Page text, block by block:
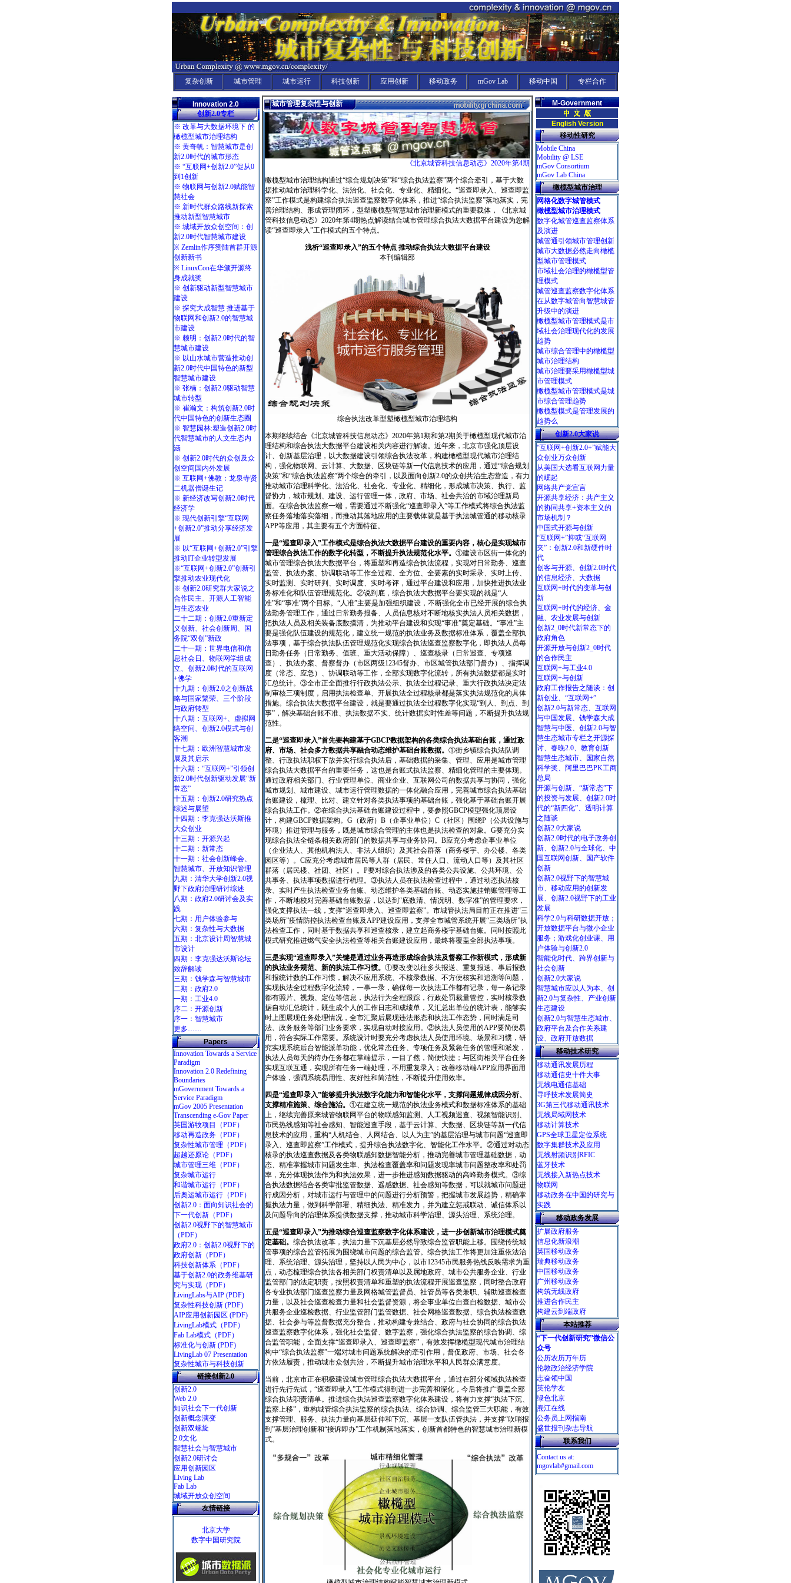
复杂创新 城市管理 城市运行 科技创新 应用创新 移动政务 mGov Lab 移动中国 专栏合作
Innovation 2.0
创新2.0专栏
※ 改革与大数据环境下 的
橄榄型城市治理结构
※ 黄奇帆：智慧城市是创
新2.0时代的城市形态
※ “互联网+创新2.0”促从0
到1创新
※ 物联网与创新2.0赋能智
慧社会
※ 新时代群众路线新探索
推动新型智慧城市
※ 城域开放众创空间：创
新2.0时代智慧城市建设
※ Zemlin作序赞陆首群开源
创新新书
※ LinuxCon在华颁开源终
身成就奖
※ 创新驱动新型智慧城市
建设
※ 探究大成智慧 推进基于
物联网和创新2.0的智慧城
市建设
※ 赖明：创新2.0时代的智
慧城市建设
※ 以山水城市营造推动创
新2.0时代中国特色的新型
智慧城市建设
※ 张楠：创新2.0驱动智慧
城市转型
※ 崔瀚文：构筑创新2.0时
代中国特色的创新生态圈
※ 智慧园林:塑造创新2.0时
代智慧城市的人文生态内
涵
※ 创新2.0时代的众创及众
创空间国内外发展
※ 互联网+佛教：龙泉寺贤
二机器僧诞生记
※ 新经济改写创新2.0时代
经济学
※ 现代创新引擎“互联网
+创新2.0”推动分享经济发
展
※ 以“互联网+创新2.0”引擎
推动IT企业转型发展
※“互联网+创新2.0”创新引
擎推动农业现代化
※ 创新2.0研究群大家说之
合作民主、开源人工智能
与生态农业
二十二期：创新2.0重新定
义创新、社会创新周、国
务院“双创”新政
二十一期：世界电信和信
息社会日、物联网学组成
立、创新2.0时代的互联网
+佛学
十九期：创新2.0之创新战
略与国家繁荣、三个阶段
与政府转型
十八期：互联网+、虚拟网
络空间、创新2.0模式与创
客潮
十七期：欧洲智慧城市发
展及其启示
十六期：“互联网+”引领创
新2.0时代创新驱动发展“新
常态”
十五期：创新2.0研究热点
综述与展望
十四期：李克强达沃斯推
大众创业
十三期：开源兴起
十二期：新常态
十一期：社会创新峰会、
智慧城市、开放知识管理
九期：清华大学创新2.0视
野下政府治理研讨综述
八期：政府2.0研讨会及实
践
七期：用户体验参与
六期：复杂性与大数据
五期：北京设计周智慧城
市设计
四期：李克强达沃斯论坛
致辞解读
三期：钱学森与智慧城市
二期：政府2.0
一期：工业4.0
序二：开源创新
序一：智慧城市
更多……
Papers
Innovation Towards a Service
Paradigm
Innovation 2.0 Redefining
Boundaries
mGovernment Towards a
Service Paradigm
mGov 2005 Presentation
Transcending e-Gov Paper
英国游牧项目
（PDF）
移动再造政务 （PDF）
复杂性城市管理 （PDF）
超越还原论 （PDF）
城市管理三维 （PDF）
复杂城市运行
和谐城市运行 （PDF）
后奥运城市运行 （PDF）
创新2.0：面向知识社会的
下一代创新 （PDF）
创新2.0视野下的智慧城市
（PDF）
政府2.0：创新2.0视野下的
政府创新 （PDF）
科技创新体系 （PDF）
基于创新2.0的政务维基研
究与实现 （PDF）
LivingLabs与AIP (PDF)
复杂性科技创新 (PDF)
AIP应用创新园区 (PDF)
LivingLab模式 （PDF）
Fab Lab模式 （PDF）
标准化与创新 (PDF)
LivingLab 07 Presentation
复杂性城市与科技创新
链接创新2.0
创新2.0
Web 2.0
知识社会下一代创新
创新概念演变
创新双螺旋
2.0文化
智慧社会与智慧城市
创新2.0研讨会
应用创新园区
Living Lab
Fab Lab
城域开放众创空间
友情链接
北京大学
数字中国研究院
城市管理复杂性与创新
《北京城管科技信息动态》2020年第4期
橄榄型城市治理结构通过“综合规划决策”和“综合执法监察”两个综合牵引，基于大数
据推动城市治理科学化、法治化、社会化、专业化、精细化。“巡查即录入、巡查即监
察”工作模式是构建综合执法巡查监察数字化体系，推进“综合执法监察”落地落实，完
善治理结构、形成管理闭环，型塑橄榄型智慧城市治理新模式的重要载体，《北京城
管科技信息动态》2020年第4期热点解读结合城市管理综合执法大数据平台建设为您解
读“巡查即录入”工作模式的五个特点。
浅析“巡查即录入”的五个特点 推动综合执法大数据平台建设
本刊编辑部
综合执法改革型塑橄榄型城市治理结构
本期继续结合《北京城管科技信息动态》2020年第1期和第2期关于橄榄型现代城市治
理结构和综合执法大数据平台建设相关内容进行解读。近年来，北京市强化顶层设
计、创新基层治理，以大数据建设引领综合执法改革，构建橄榄型现代城市治理结
构，强化物联网、云计算、大数据、区块链等新一代信息技术的应用，通过“综合规划
决策”和“综合执法监察”两个综合的牵引，以及面向创新2.0的众创共治生态营造，有力
推动城市治理科学化、法治化、社会化、专业化、精细化，形成城市决策、执行、监
督协力，城市规划、建设、运行管理一体，政府、市场、社会共治的市域治理新局
面。在综合执法监察一端，需要通过不断强化“巡查即录入”等工作模式将综合执法监
察任务落地落实落细，而推动其落地应用的主要载体就是基于执法城管通的移动核录
APP等应用，其主要有五个方面特征。
一是“巡查即录入”工作模式是综合执法大数据平台建设的重要内容，核心是实现城市
管理综合执法工作的数字化转型，不断提升执法规范化水平。 ①建设市区街一体化的
城市管理综合执法大数据平台，将重塑和再造综合执法流程，实现对日常勤务、巡查
监管、执法办案、协调联动等工作全过程、全方位、全要素的实时采录、实时上传、
实时监测、实时研判、实时调度、实时考评，通过平台建设和应用，加快推进执法业
务标准化和队伍管理规范化。②说到底，综合执法大数据平台要实现的就是“人
准”和“事准”两个目标。“人准”主要是加强组织建设，不断强化全市已经开展的综合执
法勤务管理工作，通过日常勤务报备、人员信息核对不断地核实执法人员相关数据，
把执法人员及相关装备底数摸清，为推动平台建设和实现“事准”奠定基础。“事准”主
要是强化队伍建设的规范化，建立统一规范的执法业务及数据标准体系，覆盖全部执
法事项，基于综合执法队伍管理规范化实现综合执法巡查监察数字化，即执法人员每
日勤务任务（日常勤务、值班、重大活动保障）、巡查核录（日常巡查、专项巡
查）、执法办案、督察督办（市区两级12345督办、市区城管执法部门督办）、指挥调
度（常态、应急）、协调联动等工作，全部实现数字化流转，所有执法数据都是实时
汇总统计。③全市正全面推行行政执法公示、执法全过程记录、重大行政执法决定法
制审核三项制度，启用执法检查单、开展执法全过程核录都是落实执法规范化的具体
措施。综合执法大数据平台建设，就是要通过执法全过程数字化实现“到人、到点、到
事”，解决基础台账不准、执法数据不实、统计数据实时性差等问题，不断提升执法规
范性。
二是“巡查即录入”首先要构建基于GBCP数据架构的各类综合执法基础台账，通过政
府、市场、社会多方数据共享融合动态维护基础台账数据。 ①街乡镇综合执法队调
整、行政执法职权下放并实行综合执法后，基础数据的采集、管理、应用是城市管理
综合执法大数据平台的重要任务，这也是台账式执法监察、精细化管理的主要体现。
通过政府相关部门、行业管理单位、商业企业、互联网公司的数据共享与协同，强化
城市规划、城市建设、城市运行管理数据的一体化融合应用，完善城市综合执法基础
台账建设，梳理、比对、建立针对各类执法事项的基础台账，强化基于基础台账开展
综合执法工作。②在综合执法基础台账建设过程中，要参照GBCP模型强化顶层设
计，构建GBCP数据架构。G（政府）B（企事业单位）C（社区）围绕P（公共设施与
环境）推进管理与服务，既是城市综合管理的主体也是执法检查的对象。G要充分实
现综合执法全链条相关政府部门的数据共享与业务协同。B应充分考虑企事业单位
（企业法人、其他机构法人、非法人组织）及其社会群落（商务楼宇、办公楼、各类
园区等）。C应充分考虑城市居民等人群（居民、常住人口、流动人口等）及其社区
群落（居民楼、社团、社区）。P要对综合执法涉及的各类公共设施、公共环境、公
共事务、执法事项数据进行梳理。③执法人员在执法检查过程中，通过动态执法核
录、实时产生执法检查业务台账、动态维护各类基础台账、动态实施挂销账管理等工
作，不断地校对完善基础台账数据，以达到“底数清、情况明、数字准”的管理要求，
强化支撑执法一线，支撑“巡查即录入、巡查即监察”。市城管执法局目前正在推进“三
类场所”疫情防控执法检查台账及APP建设应用，支撑全市城管系统开展“三类场所”执
法检查工作，同时基于数据共享和巡查核录，建立起商务楼宇基础台账。同时按照此
模式研究推进燃气安全执法检查等相关台账建设应用，最终将覆盖全部执法事项。
三是实现“巡查即录入”关键是通过业务再造形成综合执法及督察工作新模式，形成新
的执法业务规范、新的执法工作习惯。 ①要改变以往多头报送、重复报送、事后报数
和报统计数的工作习惯，解决不应用系统、不核录数据、不方便核实和追溯等问题，
实现执法全过程数字化流转，一事一录，确保每一次执法工作都有记录，每一条记录
都有照片、视频、定位等信息，执法行为全程跟踪，行政处罚裁量管控，实时核录数
据自动汇总统计，既生成个人的工作日志和成绩单，又汇总出单位的统计表，能够实
时上图展现任务处理情况，全市汇聚后展现违法形态和执法工作态势，同时满足司
法、政务服务等部门业务要求，实现自动对接应用。②执法人员使用的APP要简便易
用，符合实际工作需要。系统设计时要充分考虑执法人员使用环境、场景和习惯，研
究实现系统后台智能派单功能，优化常态任务、专项任务及紧急任务的管理和派发，
执法人员每天的待办任务都在掌端提示，一目了然，简便快捷；与区街相关平台任务
实现互联互通，实现所有任务一端处理，不用重复录入；改善移动端APP应用界面用
户体验，强调系统易用性、友好性和简洁性，不断提升使用效率。
四是“巡查即录入”能够提升执法数字化能力和智能化水平，支撑问题规律成因分析、
支撑精准施策、综合施治。 ①在建立统一规范的执法业务模式和数据标准体系的基础
上，继续完善原来城管物联网平台的物联感知监测、人工视频巡查、视频智能识别、
市民热线感知等社会感知、智能巡查手段，基于云计算、大数据、区块链等新一代信
息技术的应用，重构“人机结合、人网结合、以人为主”的基层治理与城市问题“巡查即
录入、巡查即监察”工作模式，提升综合执法数字化、智能化工作水平。②通过对动态
核录的执法巡查数据及各类物联感知数据智能分析，推动完善城市管理基础数据，动
态、精准掌握城市问题发生率、执法检查覆盖率和问题发现率城市问题整改率和处罚
率，充分体现执法作为和执法效果，进一步推进感知数据驱动的高峰勤务模式。③综
合执法数据结合各类审批监管数据、遥感数据、社会感知等数据，可以就城市问题进
行成因分析，对城市运行与管理中的问题进行分析预警，把握城市发展趋势，精确掌
握执法力量，做到科学部署、精细执法、精准发力，并为建立惩戒联动、诚信体系以
及问题导向的治理体系提供数据支撑，推动城市科学治理、源头治理、系统治理。
五是“巡查即录入”为推动综合巡查监察数字化体系建设，进一步创新城市治理模式奠
定基础。 综合执法改革，执法力量下沉基层必然导致综合监管职能上移。围绕传统城
管事项的综合监管拓展为围绕城市问题的综合监管。综合执法工作将更加注重依法治
理、系统治理、源头治理，坚持以人民为中心，以市12345市民服务热线反映需求为重
点，动态梳理综合执法各相关部门权责清单以及属地政府、城市公共服务企业、行业
监管部门的法定职责，按照权责清单和重塑的执法流程开展巡查监察，同时整合政府
各专业执法部门巡查监察力量及网格城管监督员、社管员等各类兼职、辅助巡查检查
力量，以及社会巡查检查力量和社会监督资源，将企事业单位自查自检数据、城市公
共服务企业巡检数据、行业监管部门监管数据、社会网格巡查数据、综合执法检查数
据、社会参与等监督数据充分整合，推动构建专兼结合、政府与社会协同的综合执法
巡查监察数字化体系，强化社会监督、数字监察，强化综合执法监察的综合协调、综
合监管职能，全面支撑“巡查即录入、巡查即监察”，有效发挥橄榄型现代城市治理结
构中“综合执法监察”一端对城市问题系统解决的牵引作用，督促政府、市场、社会各
方依法履责，推动城市众创共治，不断提升城市治理水平和人民群众满意度。
当前，北京市正在积极建设城市管理综合执法大数据平台，通过在部分领域执法检查
进行先行先试，“巡查即录入”工作模式得到进一步完善和深化，今后将推广覆盖全部
综合执法职责清单。推进综合执法巡查监察数字化体系建设，将有力支撑“执法下沉、
监察上移”，重构城管综合执法监察的综合执法、综合协调、综合监管三大职能，有效
支撑管理、服务、执法力量向基层延伸和下沉、基层一支队伍管执法，并支撑“吹哨报
到”基层治理创新和“接诉即办”工作机制落地落实，创新首都特色的智慧城市治理新模
式。
M-Government
English Version
移动性研究
Mobile China
Mobility @ LSE
mGov Consortium
mGov Lab China
橄榄型城市治理
网格化数字城管模式
橄榄型城市治理模式
数字化城管巡查监察体系
及演进
城管通引领城市管理创新
城市大数据必然走向橄榄
型城市管理模式
市域社会治理的橄榄型管
理模式
城管巡查监察数字化体系
在从数字城管向智慧城管
升级中的演进
橄榄型城市管理模式是市
域社会治理现代化的发展
趋势
城市综合管理中的橄榄型
城市治理结构
城市治理要采用橄榄型城
市管理模式
橄榄型城市管理模式是城
市综合管理趋势
橄榄型模式是管理发展的
趋势么
创新2.0大家说
“互联网+创新2.0+”赋能大
众创业万众创新
从美国大选看互联网力量
的崛起
网络共产党宣言
开源共享经济：共产主义
的协同共享+资本主义的
市场机制？
中国式开源与创新
“互联网+”抑或“互联网
夹”：创新2.0和新硬件时
代
创客与开源、创新2.0时代
的信息经济、大数据
互联网+时代的变革与创
新
互联网+时代的经济、金
融、农业发展与创新
创新2_0时代新常态下的
政府角色
开源开放与创新2_0时代
的合作民主
互联网+与工业4.0
互联网+与创新
政府工作报告之随谈：创
新创业、“互联网+”
创新2.0与新常态、互联网
与中国发展、钱学森大成
智慧与中医、创新2.0与智
慧生态城市专栏之开源探
讨、春晚2.0、教育创新
智慧生态城市、国家自然
科学奖、阿里巴巴PK工商
总局
开源与创新、“新常态”下
的投资与发展、创新2.0时
代的“新四化”、透明计算
之随谈
创新2.0大家说
创新2.0时代的电子政务创
新、创新2.0与全球化、中
国互联网创新、国产软件
创新
创新2.0视野下的智慧城
市、移动应用的创新发
展、创新2.0视野下的工业
发展
科学2.0与科研数据开放；
开放数据平台与微小企业
服务；游戏化创业课、用
户体验与创新2.0
智能化时代、跨界创新与
社会创新
创新2.0大家说
智慧城市应以人为本、创
新2.0与复杂性、产业创新
生态建设
创新2.0与智慧生态城市、
政府平台及合作关系建
设、政府开放数据
移动技术研究
移动通讯发展历程
移动通信史十件大事
无线电通信基础
寻呼技术发展简史
3G第三代移动通讯技术
无线局域网技术
移动计算技术
GPS全球卫星定位系统
数字集群技术及应用
无线射频识别RFIC
蓝牙技术
无线接入新热点技术
物联网
移动政务在中国的研究与
实践
移动政务发展
扩展政府服务
信息化新浪潮
英国移动政务
瑞典移动政务
中国移动政务
广州移动政务
构筑无线政府
推进合作民主
构建云到端政府
本站推荐
“下一代创新研究”微信公
众号
公历农历万年历
伦敦政治经济学院
志奋领中国
英伦学友
绿色北京
焘江在线
公务员上网指南
盛世报刊杂志导航
联系我们
Contact us at:
mgovlab#gmail.com